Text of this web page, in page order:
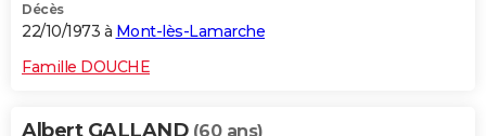
Décès
22/10/1973 à Mont-lès-Lamarche
Famille DOUCHE
Albert GALLAND (60 ans)